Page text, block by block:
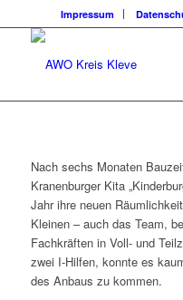
Impressum
Nach sechs Monaten
Kranenburger Kita
Jahr ihre neuen
Kleinen – auch das Team,
Fachkräften in Voll- und
zwei I-Hilfen, konnte es
des Anbaus zu kommen.